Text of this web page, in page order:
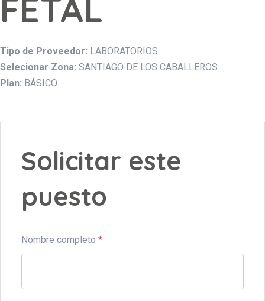
FETAL
Tipo de Proveedor: LABORATORIOS
Selecionar Zona: SANTIAGO DE LOS CABALLEROS
Plan: BÁSICO
Solicitar este
puesto
Nombre completo *